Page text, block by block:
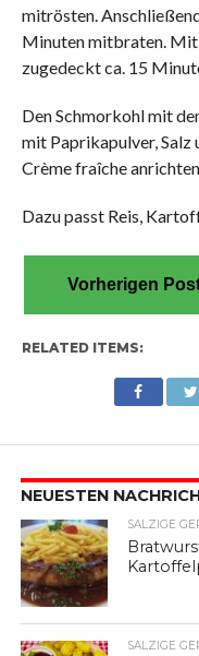
mitrösten.
Minuten mitbraten. Mit
zugedeckt ca. 15
Den Schmorkohl mit
mit Paprikapulver,
Crème fraîche
Dazu passt Reis,
Vorherigen
RELATED ITEMS:
NEUESTEN
SALZIGE
SALZIGE